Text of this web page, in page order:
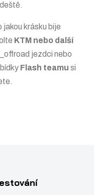
.
jakou krásku bije
KTM nebo další
jezdci nebo
Flash teamu si